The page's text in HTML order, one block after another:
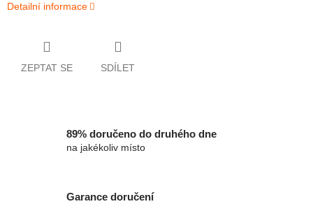
Detailní informace
ZEPTAT SE SDÍLET
89% doručeno do druhého dne
na jakékoliv místo
Garance doručení